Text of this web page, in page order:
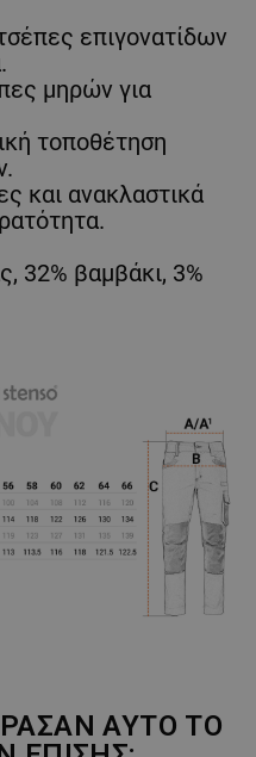
επιγονατίδων
μηρών για
τοποθέτηση
και ανακλαστικά
32% βαμβάκι, 3%
ΑΥΤΌ ΤΟ